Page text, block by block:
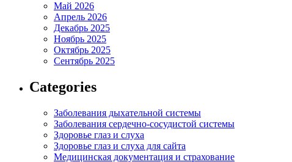
Май 2026
Апрель 2026
Декабрь 2025
Ноябрь 2025
Октябрь 2025
Сентябрь 2025
Categories
Заболевания дыхательной системы
Заболевания сердечно-сосудистой системы
Здоровье глаз и слуха
Здоровье глаз и слуха для сайта
Медицинская документация и страхование